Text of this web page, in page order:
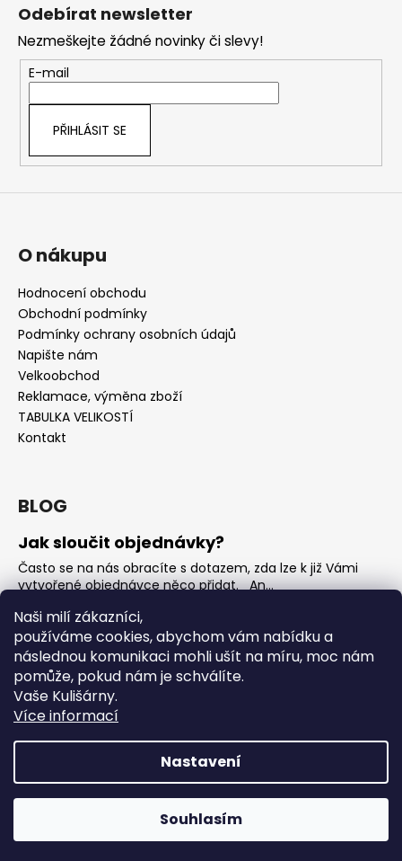
Naši milí zákazníci,
používáme cookies, abychom vám nabídku a
následnou komunikaci mohli ušít na míru, moc nám
pomůže, pokud nám je schválíte.
Vaše Kulišárny.
Více informací
Nastavení
Souhlasím
‼️ Sleva 30% na všechno zboží z kategorie ZBOŽÍ SKLADEM s
Odebírat newsletter
Nezmeškejte žádné novinky či slevy!
E-mail
PŘIHLÁSIT SE
O nákupu
Hodnocení obchodu
Obchodní podmínky
Podmínky ochrany osobních údajů
Napište nám
Velkoobchod
Reklamace, výměna zboží
TABULKA VELIKOSTÍ
Kontakt
BLOG
Jak sloučit objednávky?
Často se na nás obracíte s dotazem, zda lze k již Vámi
vytvořené objednávce něco přidat. An...
Jak vybrat rostoucí overal na jaro?
Nejčastější otázka, kterou od Vás teď dostáváme je, jak
vybrat rostoucí overal na nadcházející jarní...
OVERALY jaké jsou mezi nimi rozdíly
Overaly jsou velmi oblíbeným kouskem. Snadno se
oblékají, nevykasávají se a přebalování je hračka. ...
Copyright 2026Kulišárny. Všechna práva vyhrazena.
Upravit nastavení cookies